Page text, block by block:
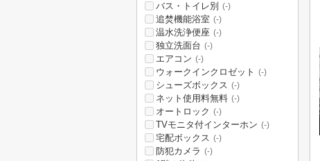
バス・トイレ別 (-)
追焚機能浴室 (-)
温水洗浄便座 (-)
独立洗面台 (-)
エアコン (-)
ウォークインクロゼット (-)
シューズボックス (-)
ネット使用料無料 (-)
オートロック (-)
TVモニタ付インターホン (-)
宅配ボックス (-)
防犯カメラ (-)